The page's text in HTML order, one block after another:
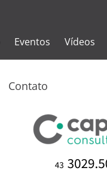
Eventos Vídeos
Contato